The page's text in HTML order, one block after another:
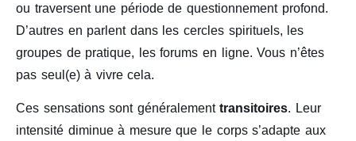
ou traversent une période de questionnement profond.
D’autres en parlent dans les cercles spirituels, les
groupes de pratique, les forums en ligne. Vous n’êtes
pas seul(e) à vivre cela.
Ces sensations sont généralementtransitoires. Leur
intensité diminue à mesure que le corps s’adapte aux